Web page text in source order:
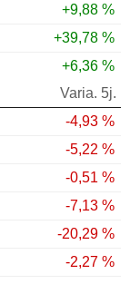
+9,88 %
+39,78 %
+6,36 %
Varia. 5j.
-4,93 %
-5,22 %
-0,51 %
-7,13 %
-20,29 %
-2,27 %